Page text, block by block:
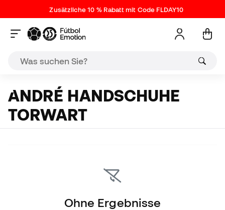
Zusätzliche 10 % Rabatt mit Code FLDAY10
ANDRÉ HANDSCHUHE
TORWART
Ohne Ergebnisse